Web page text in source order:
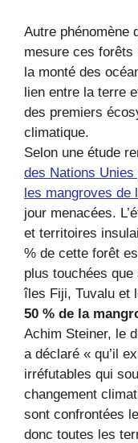
Autre phénomène
mesure ces forêts
la monté des
lien entre la terre
des premiers
climatique.
Selon une étude
des Nations Unies
les mangroves de
jour menacées.
et territoires
% de cette forêt
plus touchées
îles Fiji, Tuvalu et
50 % de la
Achim Steiner, le
a déclaré « qu’il
irréfutables qui
changement
sont confrontées
donc toutes les